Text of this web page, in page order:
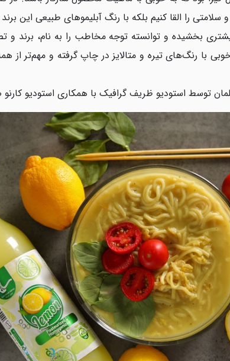
را القا کنیم بلکه با رنگ آبلیموهای طبیعی این
بخشیده و توانسته توجه مخاطب را به نام،
با رنگ‌های تیره و متالایز در چاپ گرفته و مهم‌تر
توسط استودیو ظریف گرافیک با همکاری استودیو